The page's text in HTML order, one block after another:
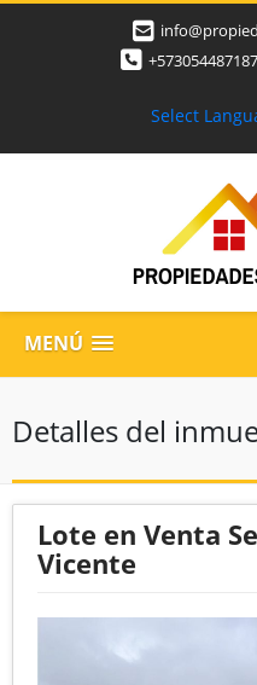
+573054487187
Select
MENÚ
Detalles del
Lote en Venta
Vicente